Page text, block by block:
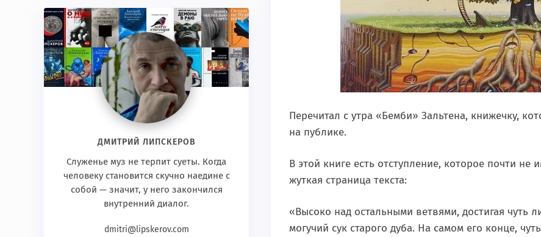
Перечитал с утра «Бемби» Зальтена, книжечку,
на публике.
В этой книге есть отступление, которое почти не
жуткая страница текста:
«Высоко над остальными ветвями, достигая чуть
могучий сук старого дуба. На самом его конце,
ДМИТРИЙ ЛИПСКЕРОВ
Служенье муз не терпит суеты. Когда
человеку становится скучно наедине с
собой — значит, у него закончился
внутренний диалог.
dmitri@lipskerov.com